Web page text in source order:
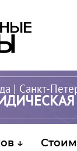
| Санкт-
↓